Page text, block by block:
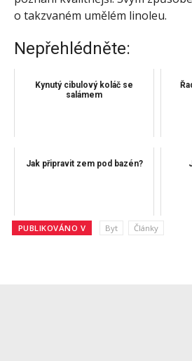
o takzvaném umělém linoleu.
Nepřehlédněte:
Kynutý cibulový koláč se
salámem
Jak připravit zem pod bazén?
PUBLIKOVÁNO V Byt Články